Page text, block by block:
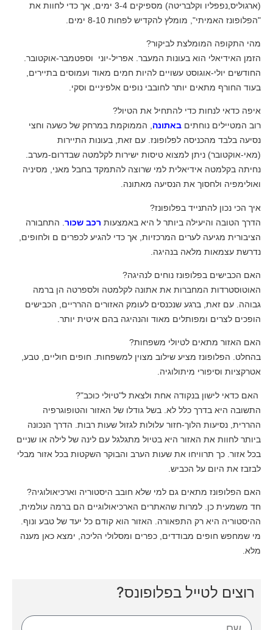
רוצים לטייל בפלופונס?
(ארגוליס,נפפליו וקלבריטה) מספיקים 3-4 ימים, אך כדי לחוות את
"הפלופונז האמיתי", מומלץ להקדיש לפחות 8-10 ימים.
מהי התקופה המומלצת לביקור?
הזמן האידיאלי הוא בעונות המעבר. אפריל-יוני וספטמבר-אוקטובר.
החודשים יולי-אוגוסט עשויים להיות חמים מאוד ועמוסים בתיירים,
בעוד החורף מתאים יותר לחובבי נופים אלפיניים וסקי.
איפה כדאי לנחות כדי להתחיל את הטיול?
רוב המטיילים נוחתים באתונה, הממוקמת במרחק של כשעה וחצי
נסיעה בלבד מהכניסה לפלופונז. עם זאת, בעונות התיירות
(מאי-אוקטובר) ניתן למצוא טיסות ישירות לקלמטה שבדרום-מערב.
נחיתה בקלמטה אידיאלית למי שרוצה להתמקד בחבל מאני, מסיניה
ואולימפיה ולחסוך את הנסיעה מאתונה.
איך הכי נכון להתנייד בפלופונז?
הדרך הטובה והיעילה ביותר ל היא באמצעות רכב שכור . התחבורה
הציבורית מגיעה לערים המרכזיות, אך כדי להגיע לכפרים ם ולחופים,
נדרשת עצמאות מלאה בנהיגה.
האם הכבישים בפלופונז נוחים לנהיגה?
האוטוסטרדות המחברות את אתונה לקלמטה ולספרטה הן ברמה
גבוהה. עם זאת, ברגע שנכנסים לעומק האזורים ההרריים, הכבישים
הופכים לצרים ומפותלים מאוד והנהיגה בהם איטית יותר.
האם האזור מתאים לטיולי משפחות?
בהחלט. הפלופונז מציע שילוב מצוין למשפחות. חופים חוליים, טבע,
אטרקציות וסיפורי מיתולוגיה.
האם כדאי לישון בנקודה אחת ולצאת ל"טיולי כוכב"?
התשובה היא בדרך כלל לא. בשל גודלו של האזור והטופוגרפיה
ההררית, נסיעות הלוך-חזור עלולות לגזול שעות רבות. הדרך הנכונה
ביותר לחוות את האזור היא בטיול מתגלגל עם לינה של לילה או שניים
בכל אזור. כך תרוויחו את שעות הערב והבוקר השקטות בכל אזור מבלי
לבזבז את היום על הכביש.
האם הפלופונז מתאים גם למי שלא חובב היסטוריה וארכיאולוגיה?
חד משמעית כן. למרות שהאתרים הארכיאולוגיים הם ברמה עולמית,
ההיסטוריה היא רק התפאורה. האזור הוא קודם כל יעד של טבע ונוף.
מי שמחפש חופים מבודדים, כפרים ומסלולי הליכה, ימצא כאן מענה
מלא.